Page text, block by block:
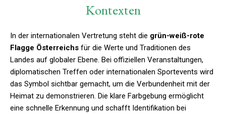
Kontexten
In der internationalen Vertretung steht die grün-weiß-rote
Flagge Österreichs für die Werte und Traditionen des
Landes auf globaler Ebene. Bei offiziellen Veranstaltungen,
diplomatischen Treffen oder internationalen Sportevents wird
das Symbol sichtbar gemacht, um die Verbundenheit mit der
Heimat zu demonstrieren. Die klare Farbgebung ermöglicht
eine schnelle Erkennung und schafft Identifikation bei